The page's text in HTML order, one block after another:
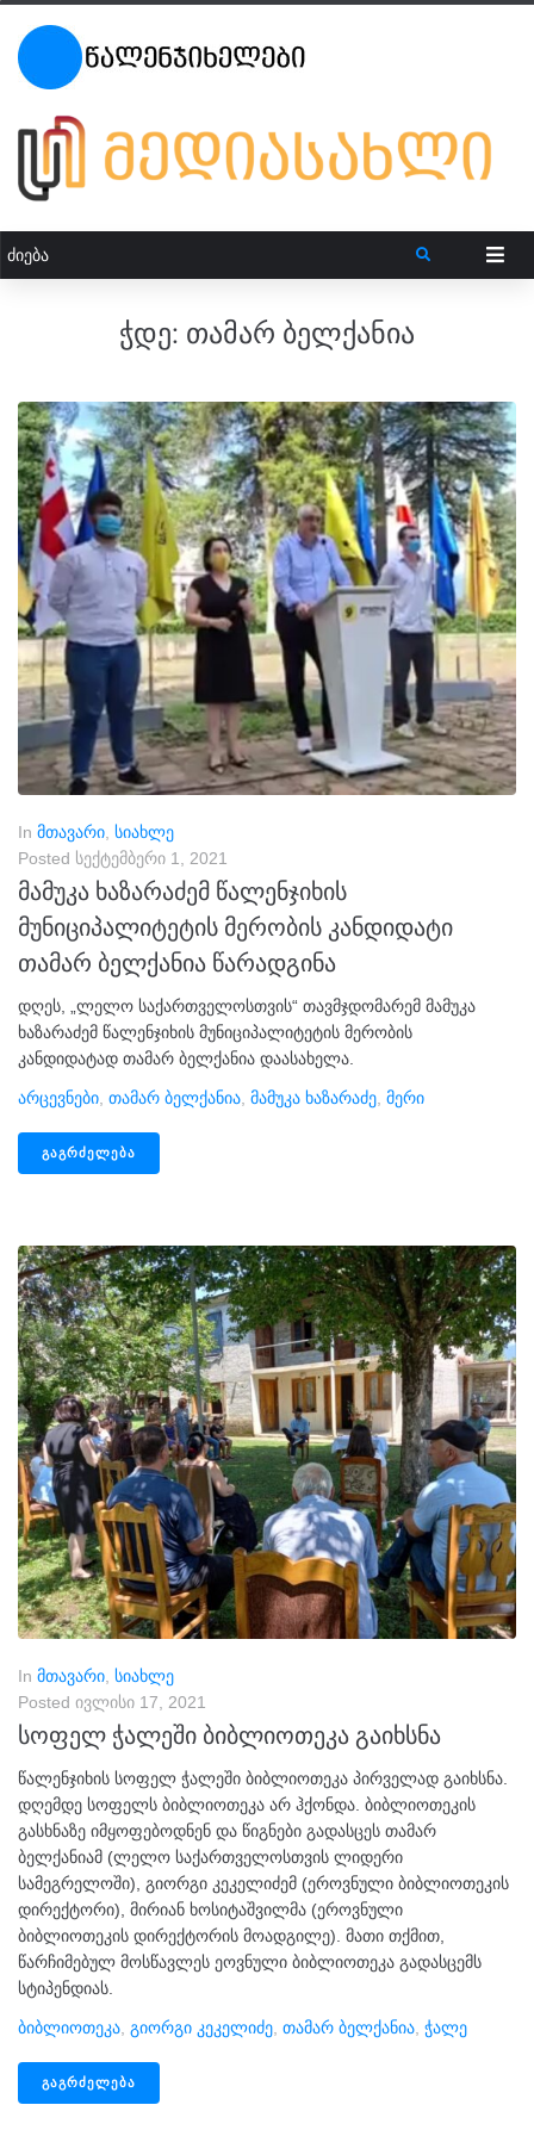
ჭდე: თამარ ბელქანია
In მთავარი სიახლე
Posted სექტემბერი 1, 2021
მამუკა ხაზარაძემ წალენჯიხის
მუნიციპალიტეტის მერობის კანდიდატი
თამარ ბელქანია წარადგინა
დღეს, „ლელო საქართველოსთვის“ თავმჯდომარემ მამუკა
ხაზარაძემ წალენჯიხის მუნიციპალიტეტის მერობის
კანდიდატად თამარ ბელქანია დაასახელა.
Არცევნები Თამარ Ბელქანია Მამუკა Ხაზარაძე Მერი
ᲒᲐᲒᲠᲫᲔᲚᲔᲑᲐ
In მთავარი სიახლე
Posted ივლისი 17, 2021
სოფელ ჭალეში ბიბლიოთეკა გაიხსნა
წალენჯიხის სოფელ ჭალეში ბიბლიოთეკა პირველად გაიხსნა.
დღემდე სოფელს ბიბლიოთეკა არ ჰქონდა. ბიბლიოთეკის
გასხნაზე იმყოფებოდნენ და წიგნები გადასცეს თამარ
ბელქანიამ (ლელო საქართველოსთვის ლიდერი
სამეგრელოში), გიორგი კეკელიძემ (ეროვნული ბიბლიოთეკის
დირექტორი), მირიან ხოსიტაშვილმა (ეროვნული
ბიბლიოთეკის დირექტორის მოადგილე). მათი თქმით,
წარჩიმებულ მოსწავლეს ეოვნული ბიბლიოთეკა გადასცემს
სტიპენდიას.
Ბიბლიოთეკა Გიორგი Კეკელიძე Თამარ Ბელქანია Ჭალე
ᲒᲐᲒᲠᲫᲔᲚᲔᲑᲐ